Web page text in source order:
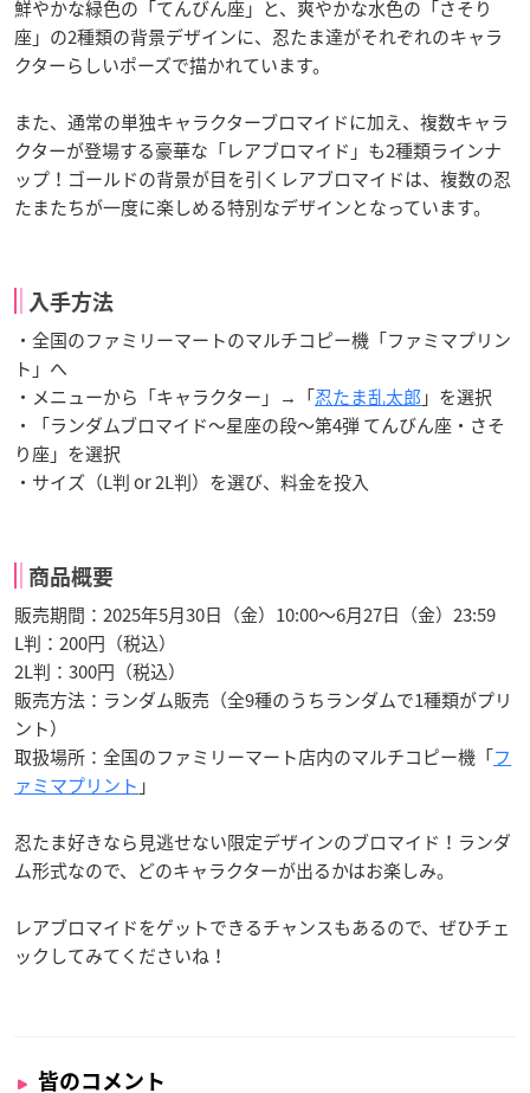
鮮やかな緑色の「てんびん座」と、爽やかな水色の「さそり
座」の2種類の背景デザインに、忍たま達がそれぞれのキャラ
クターらしいポーズで描かれています。
また、通常の単独キャラクターブロマイドに加え、複数キャラ
クターが登場する豪華な「レアブロマイド」も2種類ラインナ
ップ！ゴールドの背景が目を引くレアブロマイドは、複数の忍
たまたちが一度に楽しめる特別なデザインとなっています。
入手方法
・全国のファミリーマートのマルチコピー機「ファミマプリン
ト」へ
・メニューから「キャラクター」→「忍たま乱太郎 」を選択
・「ランダムブロマイド〜星座の段〜第4弾 てんびん座・さそ
り座」を選択
・サイズ（L判 or 2L判）を選び、料金を投入
商品概要
販売期間：2025年5月30日（金）10:00〜6月27日（金）23:59
L判：200円（税込）
2L判：300円（税込）
販売方法：ランダム販売（全9種のうちランダムで1種類がプリ
ント）
取扱場所：全国のファミリーマート店内のマルチコピー機「フ
ァミマプリント 」
忍たま好きなら見逃せない限定デザインのブロマイド！ランダ
ム形式なので、どのキャラクターが出るかはお楽しみ。
レアブロマイドをゲットできるチャンスもあるので、ぜひチェ
ックしてみてくださいね！
皆のコメント